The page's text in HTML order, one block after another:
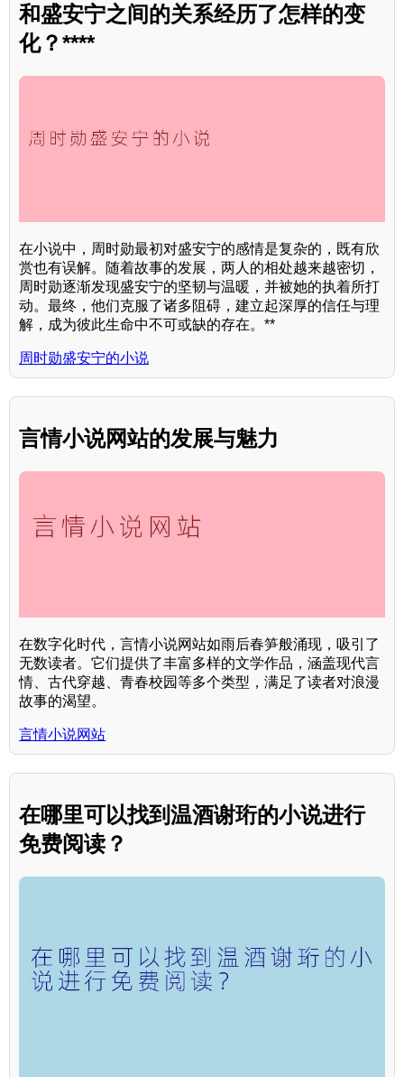
和盛安宁之间的关系经历了怎样的变
化？****
在小说中，周时勋最初对盛安宁的感情是复杂的，既有欣
赏也有误解。随着故事的发展，两人的相处越来越密切，
周时勋逐渐发现盛安宁的坚韧与温暖，并被她的执着所打
动。最终，他们克服了诸多阻碍，建立起深厚的信任与理
解，成为彼此生命中不可或缺的存在。**
周时勋盛安宁的小说
言情小说网站的发展与魅力
在数字化时代，言情小说网站如雨后春笋般涌现，吸引了
无数读者。它们提供了丰富多样的文学作品，涵盖现代言
情、古代穿越、青春校园等多个类型，满足了读者对浪漫
故事的渴望。
言情小说网站
在哪里可以找到温酒谢珩的小说进行
免费阅读？